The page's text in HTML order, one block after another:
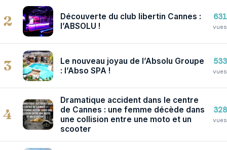
2
Découverte du club libertin Cannes :
l’ABSOLU !
631
vues
3
Le nouveau joyau de l’Absolu Groupe
: l’Abso SPA !
533
vues
4
Dramatique accident dans le centre
de Cannes : une femme décède dans
une collision entre une moto et un
scooter
328
vues